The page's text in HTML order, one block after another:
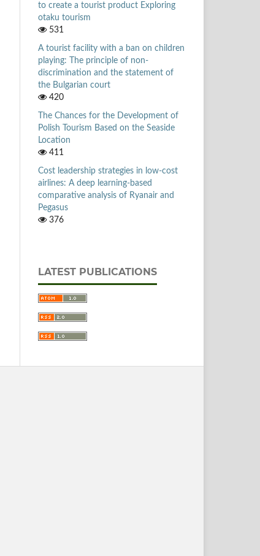
to create a tourist product Exploring
otaku tourism
531
A tourist facility with a ban on children
playing: The principle of non-
discrimination and the statement of
the Bulgarian court
420
The Chances for the Development of
Polish Tourism Based on the Seaside
Location
411
Cost leadership strategies in low-cost
airlines: A deep learning-based
comparative analysis of Ryanair and
Pegasus
376
LATEST PUBLICATIONS